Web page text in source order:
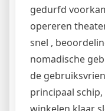
gedurfd
opereren
snel ,
nomadische
de
principaal